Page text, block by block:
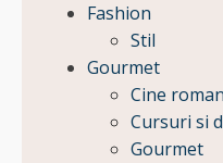
Fashion
Stil
Gourmet
Cine
Cursuri si
Gourmet